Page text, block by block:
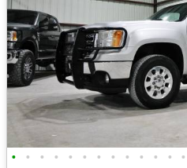
• • • • • • • • • • • • •